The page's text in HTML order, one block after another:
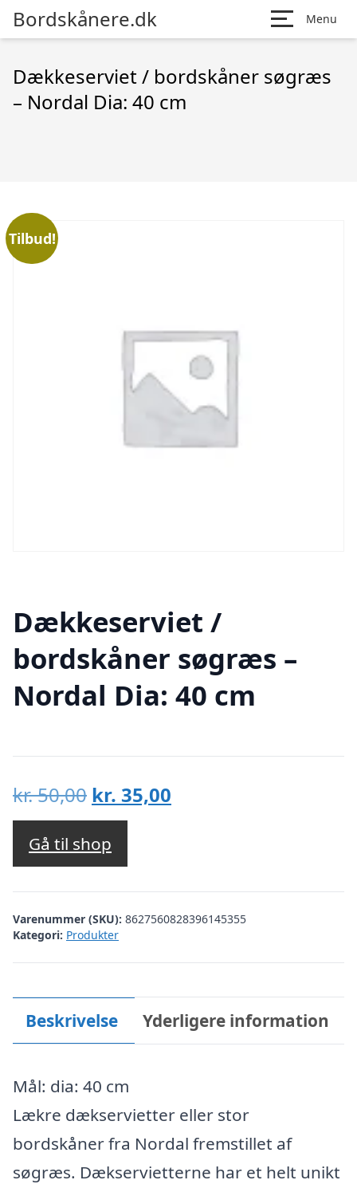
Bordskånere.dk Menu
Dækkeserviet / bordskåner søgræs
– Nordal Dia: 40 cm
Tilbud!
Dækkeserviet /
bordskåner søgræs –
Nordal Dia: 40 cm
kr.50,00 Den
oprindelige
pris
var:
kr. 50,00.
kr. 35,00
kr. 35,00.
Gå til shop
Varenummer (SKU): 8627560828396145355
Kategori: Produkter
Beskrivelse Yderligere information
Mål: dia: 40 cm
Lækre dækservietter eller stor
bordskåner fra Nordal fremstillet af
søgræs. Dækservietterne har et helt unikt